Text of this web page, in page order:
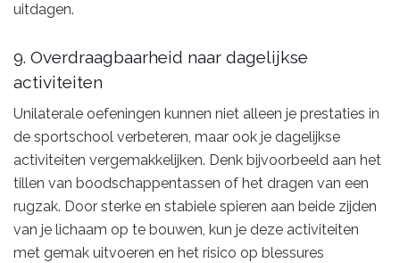
uitdagen.
9. Overdraagbaarheid naar dagelijkse
activiteiten
Unilaterale oefeningen kunnen niet alleen je prestaties in
de sportschool verbeteren, maar ook je dagelijkse
activiteiten vergemakkelijken. Denk bijvoorbeeld aan het
tillen van boodschappentassen of het dragen van een
rugzak. Door sterke en stabiele spieren aan beide zijden
van je lichaam op te bouwen, kun je deze activiteiten
met gemak uitvoeren en het risico op blessures